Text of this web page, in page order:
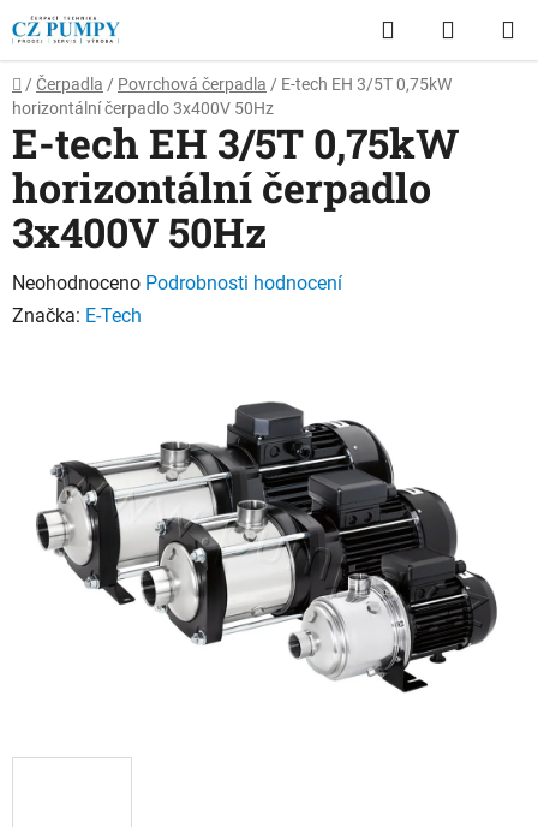
Přejít
na
obsah
Hledat
KOŠÍK
Domů
/ Čerpadla / Povrchová čerpadla / E-tech EH 3/5T 0,75kW
horizontální čerpadlo 3x400V 50Hz
E-tech EH 3/5T 0,75kW
horizontální čerpadlo
3x400V 50Hz
Průměrné
hodnocení
hvězdiček.
Neohodnoceno Podrobnosti hodnocení
Značka: E-Tech